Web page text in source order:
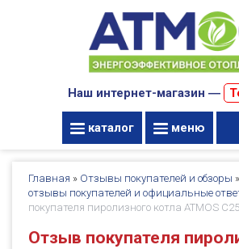
Наш интернет-магазин ―
каталог меню
Главная » Отзывы покупателей и обзоры »
отзывы покупателей и официальные
покупателя пиролизного котла ATMOS
Отзыв покупателя